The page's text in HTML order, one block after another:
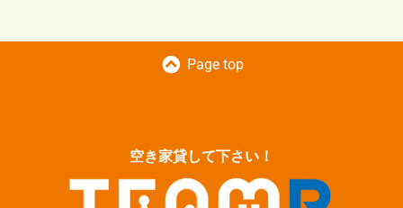
Page top
空き家貸して下さい！